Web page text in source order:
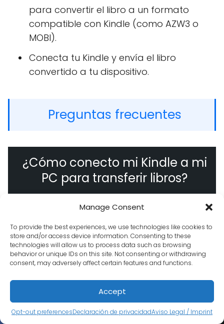
Manage Consent
To provide the best experiences, we use technologies like cookies to
store and/or access device information. Consenting to these
technologies will allow us to process data such as browsing
behavior or unique IDs on this site. Not consenting or withdrawing
consent, may adversely affect certain features and functions.
Accept
Opt-out preferencesDeclaración de privacidadAviso Legal / Imprint
para convertir el libro a un formato
compatible con Kindle (como AZW3 o
MOBI).
Conecta tu Kindle y envía el libro
convertido a tu dispositivo.
Preguntas frecuentes
¿Cómo conecto mi Kindle a mi
PC para transferir libros?
Para transferir libros a tu Kindle desde tu PC,
tu Kindle. Conecta un extremo del cable al
puerto USB de tu ordenador y el otro extremo
al puerto USB de tu Kindle.
Una vez conectado, tu Kindle debería
aparecer como una unidad extraíble en tu
explorador de archivos. Podrás entonces